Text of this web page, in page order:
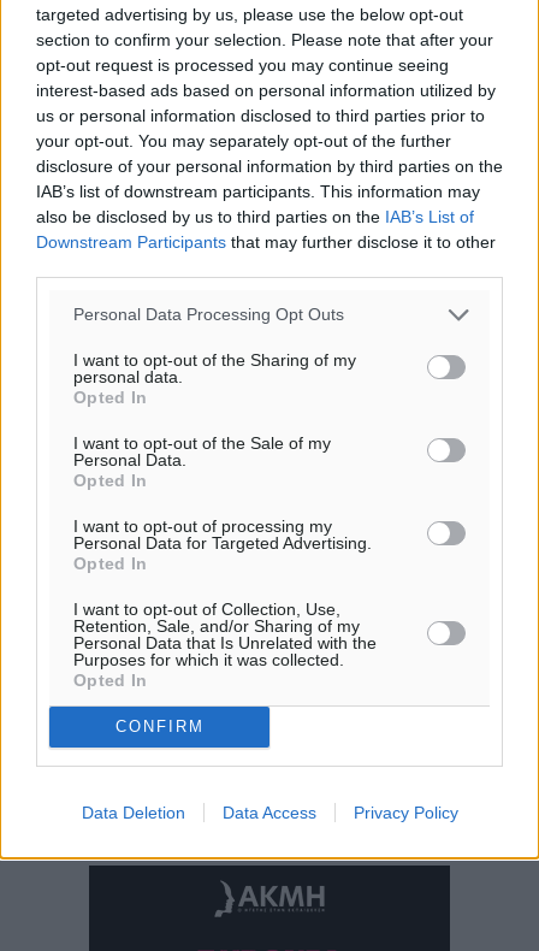
targeted advertising by us, please use the below opt-out
section to confirm your selection. Please note that after your
opt-out request is processed you may continue seeing
interest-based ads based on personal information utilized by
us or personal information disclosed to third parties prior to
your opt-out. You may separately opt-out of the further
disclosure of your personal information by third parties on the
IAB’s list of downstream participants. This information may
also be disclosed by us to third parties on the IAB’s List of
Downstream Participants that may further disclose it to other
Personal Data Processing Opt Outs
I want to opt-out of the Sharing of my
personal data.
Opted In
I want to opt-out of the Sale of my
Personal Data.
Opted In
I want to opt-out of processing my
Personal Data for Targeted Advertising.
Opted In
I want to opt-out of Collection, Use,
Retention, Sale, and/or Sharing of my
Personal Data that Is Unrelated with the
Purposes for which it was collected.
Opted In
CONFIRM
Data Deletion Data Access Privacy Policy
Υπενθύμιση:
Για την μερική αναπαραγωγή της είδησης από άλλες
ιστοσελίδες είναι απαραίτητη η χρήση του παρακάτω
παρεχόμενου συνδέσμου παραπομπής προς το άρθρο
της Δημοκρατικής.
o καιρός τώρα:
αίθριος καιρός
30°
πρόγνωση:
°
30°
ΤΕ